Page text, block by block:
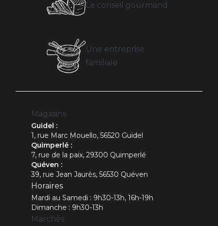
Le conseil gourmand
Une entreprise
familiale
Magasins
Guidel :
1, rue Marc Mouello, 56520 Guidel
Quimperlé :
7, rue de la paix, 29300 Quimperlé
Quéven :
39, rue Jean Jaurès, 56530 Quéven
Horaires
Mardi au Samedi : 9h30-13h, 16h-19h
Dimanche : 9h30-13h
Marchés